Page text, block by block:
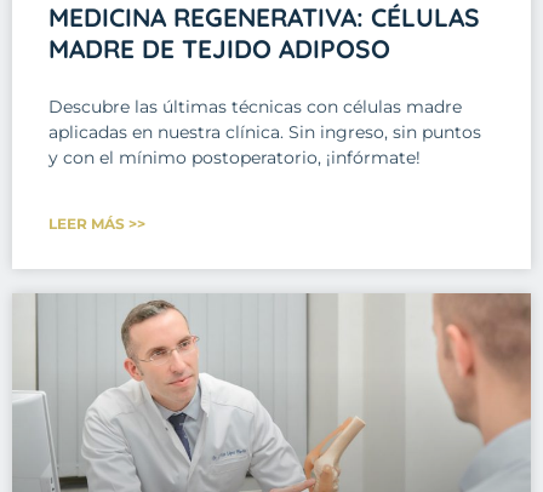
MEDICINA REGENERATIVA: CÉLULAS
MADRE DE TEJIDO ADIPOSO
Descubre las últimas técnicas con células madre
aplicadas en nuestra clínica. Sin ingreso, sin puntos
y con el mínimo postoperatorio, ¡infórmate!
LEER MÁS >>